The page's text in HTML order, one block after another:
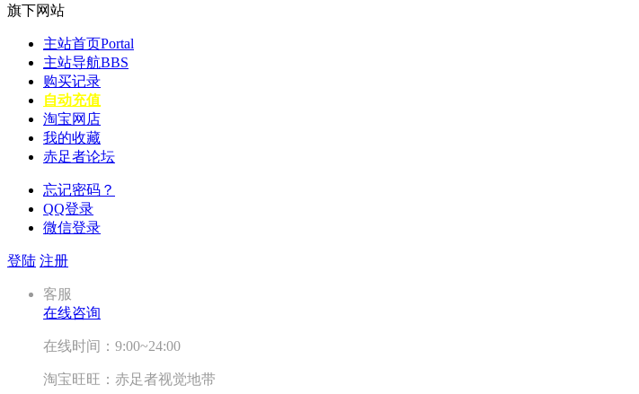
旗下网站
主站首页Portal
主站导航BBS
购买记录
自动充值
淘宝网店
我的收藏
赤足者论坛
忘记密码？
QQ登录
微信登录
登陆 注册
客服
在线咨询
在线时间：9:00~24:00
淘宝旺旺：赤足者视觉地带